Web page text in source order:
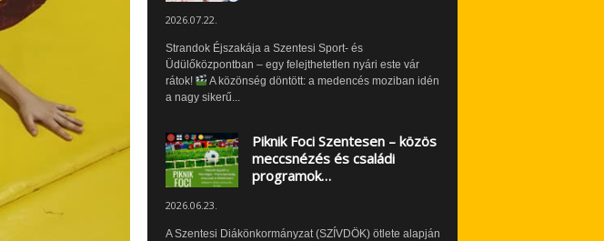
2026.07.22.
Strandok Éjszakája a Szentesi Sport- és
Üdülőközpontban – egy felejthetetlen nyári este vár
rátok!
A közönség döntött: a medencés moziban idén
a nagy sikerű...
Piknik Foci Szentesen – közös
meccsnézés és családi
programok…
2026.06.23.
A Szentesi Diákönkormányzat (SZÍVDÖK) ötlete alapján